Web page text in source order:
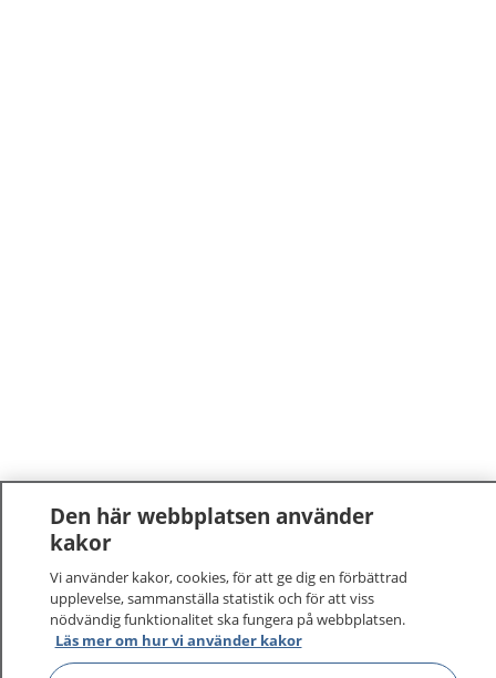
Den här webbplatsen använder
kakor
Vi använder kakor, cookies, för att ge dig en förbättrad
upplevelse, sammanställa statistik och för att viss
nödvändig funktionalitet ska fungera på webbplatsen.
Läs mer om hur vi använder kakor